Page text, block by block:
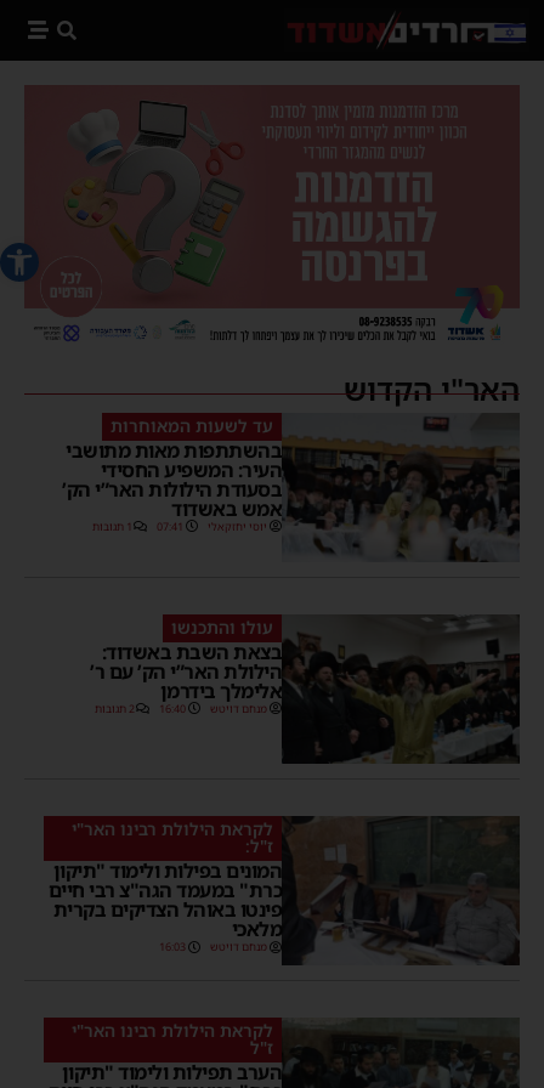
פתח
האר"י הקדוש
עד לשעות המאוחרות
בהשתתפות מאות מתושבי
העיר: המשפיע החסידי
בסעודת הילולות האר”י הק’
אמש באשדוד
יוסי יחזקאלי 07:41 1 תגובות
עולו והתכנשו
בצאת השבת באשדוד:
הילולת האר”י הק’ עם ר’
אלימלך בידרמן
מנחם דויטש 16:40 2 תגובות
לקראת הילולת רבינו האר"י
ז"ל:
המונים בפילות ולימוד "תיקון
כרת" במעמד הגה"צ רבי חיים
פינטו באוהל הצדיקים בקרית
מלאכי
מנחם דויטש 16:03
לקראת הילולת רבינו האר"י
ז"ל
הערב תפילות ולימוד "תיקון